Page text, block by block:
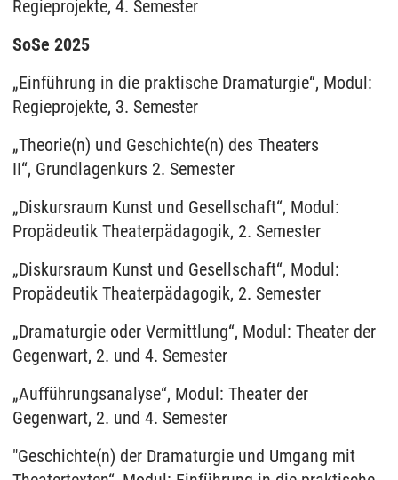
Regieprojekte, 4. Semester
SoSe 2025
„Einführung in die praktische Dramaturgie“, Modul:
Regieprojekte, 3. Semester
„Theorie(n) und Geschichte(n) des Theaters
II“, Grundlagenkurs 2. Semester
„Diskursraum Kunst und Gesellschaft“, Modul:
Propädeutik Theaterpädagogik, 2. Semester
„Diskursraum Kunst und Gesellschaft“, Modul:
Propädeutik Theaterpädagogik, 2. Semester
„Dramaturgie oder Vermittlung“, Modul: Theater der
Gegenwart, 2. und 4. Semester
„Aufführungsanalyse“, Modul: Theater der
Gegenwart, 2. und 4. Semester
"Geschichte(n) der Dramaturgie und Umgang mit